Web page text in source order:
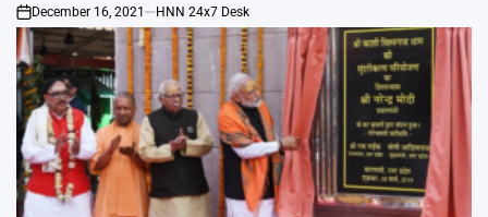
on
December 16, 2021 HNN 24x7 Desk